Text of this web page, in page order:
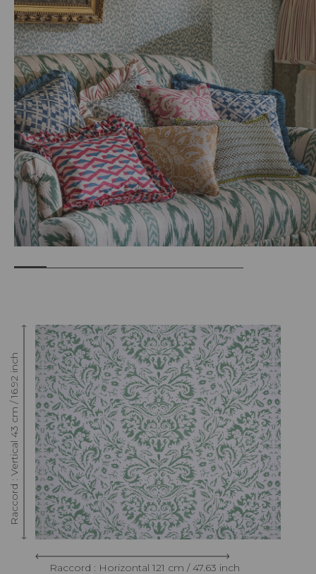
Raccord : Vertical 43 cm / 16.92 inch
Raccord : Horizontal 121 cm / 47.63 inch